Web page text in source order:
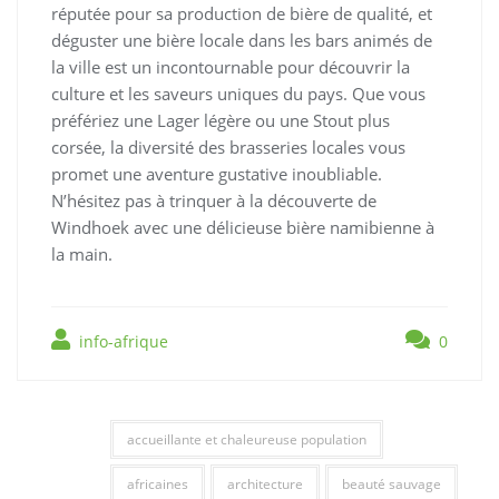
réputée pour sa production de bière de qualité, et
déguster une bière locale dans les bars animés de
la ville est un incontournable pour découvrir la
culture et les saveurs uniques du pays. Que vous
préfériez une Lager légère ou une Stout plus
corsée, la diversité des brasseries locales vous
promet une aventure gustative inoubliable.
N’hésitez pas à trinquer à la découverte de
Windhoek avec une délicieuse bière namibienne à
la main.
info-afrique 0
accueillante et chaleureuse population
africaines architecture beauté sauvage